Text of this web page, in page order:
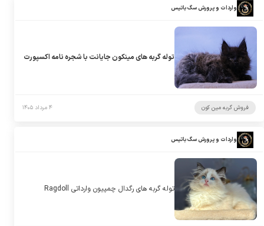
واردات و پرورش سگ باتیس
توله گربه های مینکون جایانت با شجره نامه اکسپورت
فروش گربه مین کون ۴ مرداد ۱۴۰۵
واردات و پرورش سگ باتیس
توله گربه های رگدال چمپیون وارداتی Ragdoll